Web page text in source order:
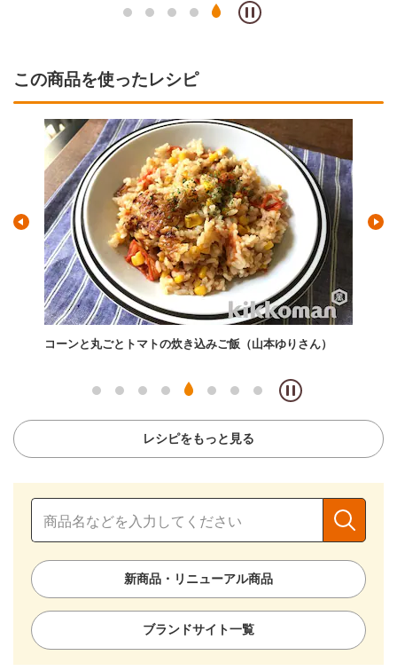
この商品を使ったレシピ
コーンと丸ごとトマトの炊き込みご飯（山本ゆりさん）
レシピをもっと見る
新商品・リニューアル商品
ブランドサイト一覧